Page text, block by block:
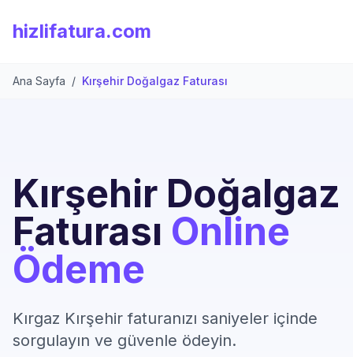
hizlifatura.com
Ana Sayfa / Kırşehir Doğalgaz Faturası
Kırşehir Doğalgaz
Faturası Online
Ödeme
Kırgaz Kırşehir faturanızı saniyeler içinde
sorgulayın ve güvenle ödeyin.